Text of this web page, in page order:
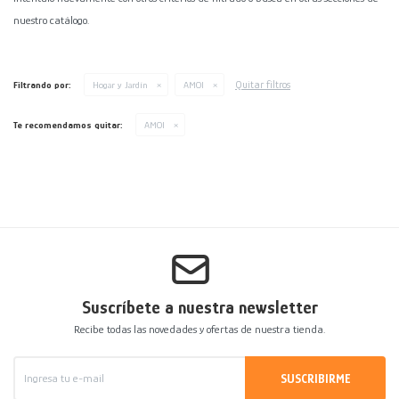
nuestro catálogo.
Filtrando por: Hogar y Jardín AMOI Quitar filtros
Te recomendamos quitar: AMOI
Suscríbete a nuestra newsletter
Recibe todas las novedades y ofertas de nuestra tienda.
SUSCRIBIRME
Herramientas